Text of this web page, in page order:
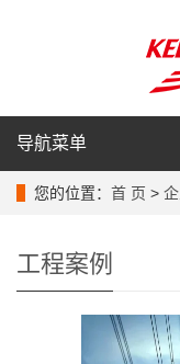
导航菜单
您的位置： 首 页 >
工程案例